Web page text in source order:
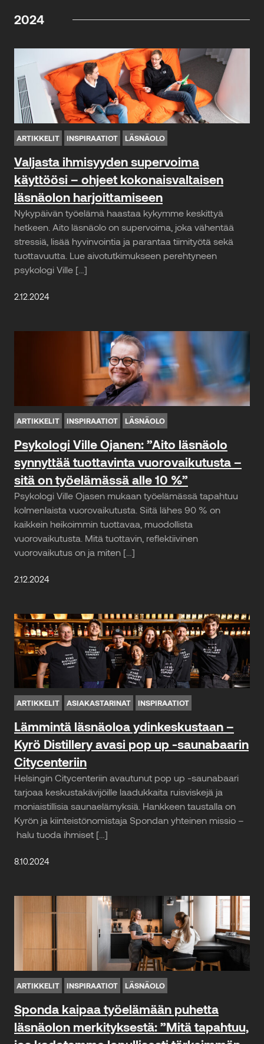
2024
ARTIKKELIT INSPIRAATIOT LÄSNÄOLO
Valjasta ihmisyyden supervoima
käyttöösi – ohjeet kokonaisvaltaisen
läsnäolon harjoittamiseen
Nykypäivän työelämä haastaa kykymme keskittyä
hetkeen. Aito läsnäolo on supervoima, joka vähentää
stressiä, lisää hyvinvointia ja parantaa tiimityötä sekä
tuottavuutta. Lue aivotutkimukseen perehtyneen
psykologi Ville […]
2.12.2024
ARTIKKELIT INSPIRAATIOT LÄSNÄOLO
Psykologi Ville Ojanen: ”Aito läsnäolo
synnyttää tuottavinta vuorovaikutusta –
sitä on työelämässä alle 10 %”
Psykologi Ville Ojasen mukaan työelämässä tapahtuu
kolmenlaista vuorovaikutusta. Siitä lähes 90 % on
kaikkein heikoimmin tuottavaa, muodollista
vuorovaikutusta. Mitä tuottavin, reflektiivinen
vuorovaikutus on ja miten […]
2.12.2024
ARTIKKELIT ASIAKASTARINAT INSPIRAATIOT
Lämmintä läsnäoloa ydinkeskustaan –
Kyrö Distillery avasi pop up -saunabaarin
Citycenteriin
Helsingin Citycenteriin avautunut pop up -saunabaari
tarjoaa keskustakävijöille laadukkaita ruisviskejä ja
moniaistillisia saunaelämyksiä. Hankkeen taustalla on
Kyrön ja kiinteistönomistaja Spondan yhteinen missio –
halu tuoda ihmiset […]
8.10.2024
ARTIKKELIT INSPIRAATIOT LÄSNÄOLO
Sponda kaipaa työelämään puhetta
läsnäolon merkityksestä: ”Mitä tapahtuu,